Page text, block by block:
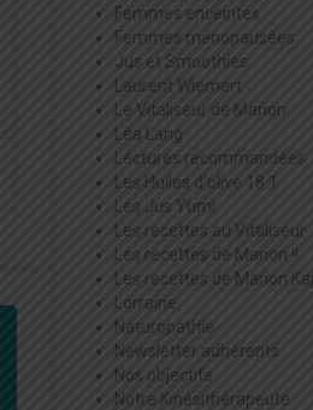
Femmes enceintes
Femmes ménopausées
Jus et Smoothies
Laurent Wiemert
Le Vitaliseur de Marion
Léa Lang
Lectures recommandées
Les Huiles d'olive 18:1
Les Jus Yumi
Les recettes au Vitaliseur
Les recettes de Marion !!
Les recettes de Marion
Lorraine
Naturopathie
Newsletter adhérents
Nos objectifs
Notre Kinésithérapeute